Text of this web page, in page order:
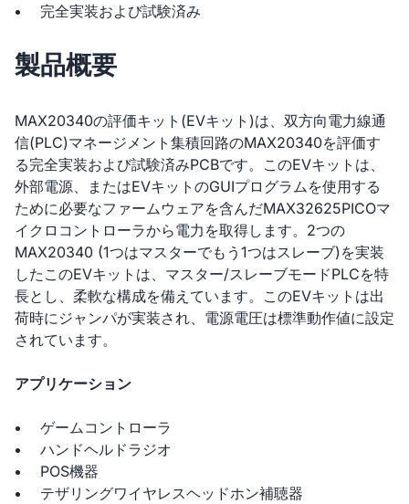
完全実装および試験済み
製品概要
MAX20340の評価キット(EVキット)は、双方向電力線通
信(PLC)マネージメント集積回路のMAX20340を評価す
る完全実装および試験済みPCBです。このEVキットは、
外部電源、またはEVキットのGUIプログラムを使用する
ために必要なファームウェアを含んだMAX32625PICOマ
イクロコントローラから電力を取得します。2つの
MAX20340 (1つはマスターでもう1つはスレーブ)を実装
したこのEVキットは、マスター/スレーブモードPLCを特
長とし、柔軟な構成を備えています。このEVキットは出
荷時にジャンパが実装され、電源電圧は標準動作値に設定
されています。
アプリケーション
ゲームコントローラ
ハンドヘルドラジオ
POS機器
テザリングワイヤレスヘッドホン補聴器